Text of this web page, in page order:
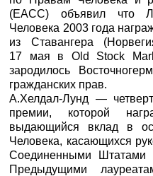
(EACC) объявил что
Человека 2003 года
из Ставангера
17 мая в Old Stock
зародилось
гражданских прав.
А.Хелдал-Лунд —
премии, которой
выдающийся вклад в
Человека, касающихся
Соединенными Штатами
Предыдущими